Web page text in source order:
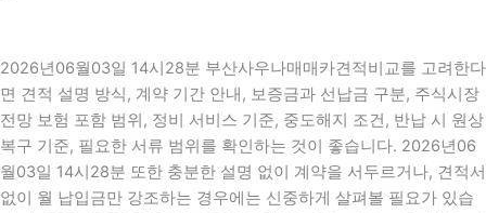
2026년06월03일 14시28분 부산사우나매매카견적비교를 고려한다
면 견적 설명 방식, 계약 기간 안내, 보증금과 선납금 구분, 주식시장
전망 보험 포함 범위, 정비 서비스 기준, 중도해지 조건, 반납 시 원상
복구 기준, 필요한 서류 범위를 확인하는 것이 좋습니다. 2026년06
월03일 14시28분 또한 충분한 설명 없이 계약을 서두르거나, 견적서
없이 월 납입금만 강조하는 경우에는 신중하게 살펴볼 필요가 있습